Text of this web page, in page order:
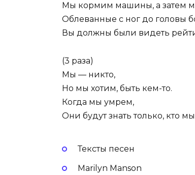
Мы кормим машины, а затем
Облеванные с ног до головы
Вы должны были видеть
(3 раза)
Мы — никто,
Но мы хотим, быть кем-то.
Когда мы умрем,
Они будут знать только, кто мы
Тексты песен
Marilyn Manson